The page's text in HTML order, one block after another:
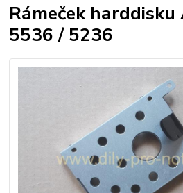
Rámeček
5536 / 5236